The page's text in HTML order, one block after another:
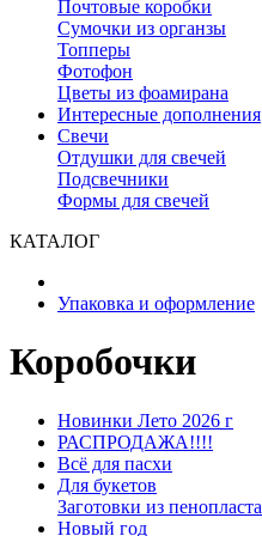
Почтовые коробки
Сумочки из органзы
Топперы
Фотофон
Цветы из фоамирана
Интересные дополнения
Свечи
Отдушки для свечей
Подсвечники
Формы для свечей
КАТАЛОГ
Упаковка и оформление
Коробочки
Новинки Лето 2026 г
РАСПРОДАЖА!!!!
Всё для пасхи
Для букетов
Заготовки из пенопласта
Новый год